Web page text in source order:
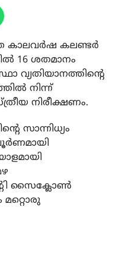
കാലവര്‍ഷ കലണ്ടര്‍
16 ശതമാനം
വ്യതിയാനത്തിന്റെ
നിന്ന്
നിരീക്ഷണം.
സാന്നിധ്യം
സൈക്ലോണ്‍
മറ്റൊരു